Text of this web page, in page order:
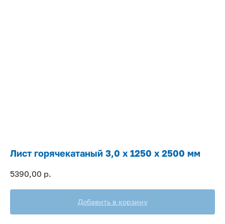
Лист горячекатаный 3,0 х 1250 х 2500 мм
5390,00 р.
Добавить в корзину